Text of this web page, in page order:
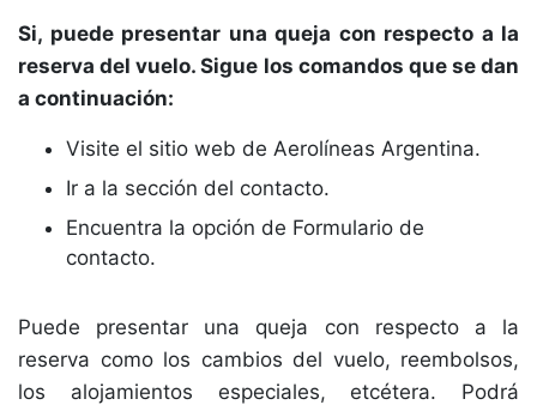
Si, puede presentar una queja con respecto a la
reserva del vuelo. Sigue los comandos que se dan
a continuación:
Visite el sitio web de Aerolíneas Argentina.
Ir a la sección del contacto.
Encuentra la opción de Formulario de
contacto.
Puede presentar una queja con respecto a la
reserva como los cambios del vuelo, reembolsos,
los alojamientos especiales, etcétera. Podrá